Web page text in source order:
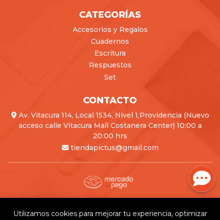
CATEGORÍAS
Accesorios y Regalos
Cuadernos
Escritura
Respuestos
Set
CONTACTO
Av. Vitacura 114, Local 1534, Nivel 1,Providencia (Nuevo
acceso calle Vitacura Mall Costanera Center) 10:00 a
20:00 hrs
tiendapictus@gmail.com
Creado porBsale
Utilizamos cookies para mejorar tu experiencia, optimizar